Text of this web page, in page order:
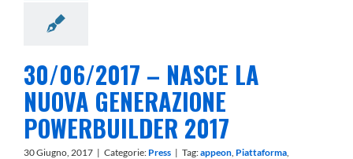
30/06/2017 – NASCE LA
NUOVA GENERAZIONE
POWERBUILDER 2017
30 Giugno, 2017 | Categorie: Press | Tag:appeon, Piattaforma,